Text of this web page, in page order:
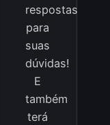
respostas
para
suas
dúvidas!
E
também
terá